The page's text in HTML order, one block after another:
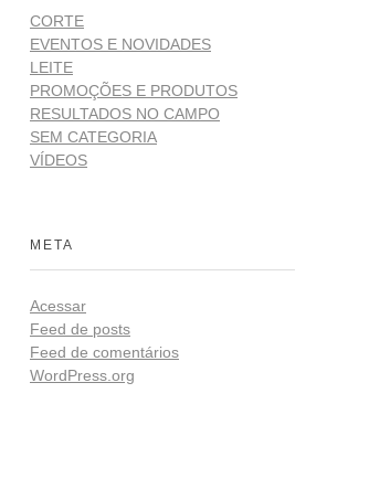
CORTE
EVENTOS E NOVIDADES
LEITE
PROMOÇÕES E PRODUTOS
RESULTADOS NO CAMPO
SEM CATEGORIA
VÍDEOS
META
Acessar
Feed de posts
Feed de comentários
WordPress.org